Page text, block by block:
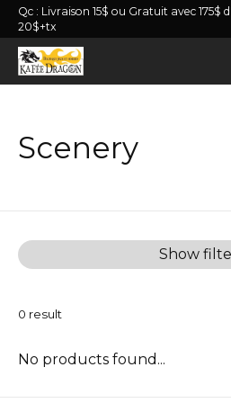
Qc : Livraison 15$ ou Gratuit avec 175$
20$+tx
Scenery
Show
0 result
No products found...